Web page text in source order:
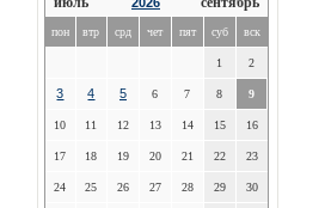
пон втр срд чет пят суб вск
1 2
3 4 5 6 7 8 9
10 11 12 13 14 15 16
17 18 19 20 21 22 23
24 25 26 27 28 29 30